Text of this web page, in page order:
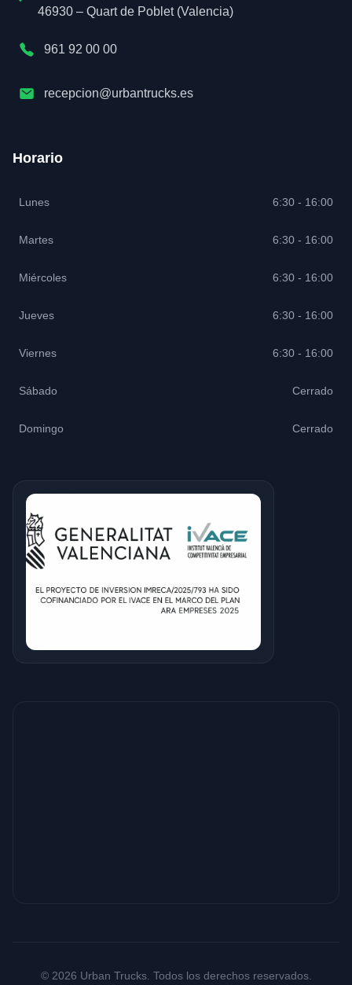
46930 – Quart de Poblet (Valencia)
961 92 00 00
recepcion@urbantrucks.es
Horario
Lunes 6:30 - 16:00
Martes 6:30 - 16:00
Miércoles 6:30 - 16:00
Jueves 6:30 - 16:00
Viernes 6:30 - 16:00
Sábado Cerrado
Domingo Cerrado
© 2026 Urban Trucks. Todos los derechos reservados.